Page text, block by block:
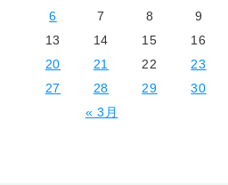
« 3月
6
7 8 9
13
14 15 16
20
21 22 23
27
28 29 30